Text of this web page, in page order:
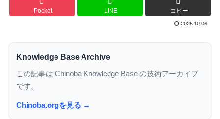
Pocket LINE コピー
2025.10.06
Knowledge Base Archive
この記事は Chinoba Knowledge Base の技術アーカイブ
です。
Chinoba.orgを見る →